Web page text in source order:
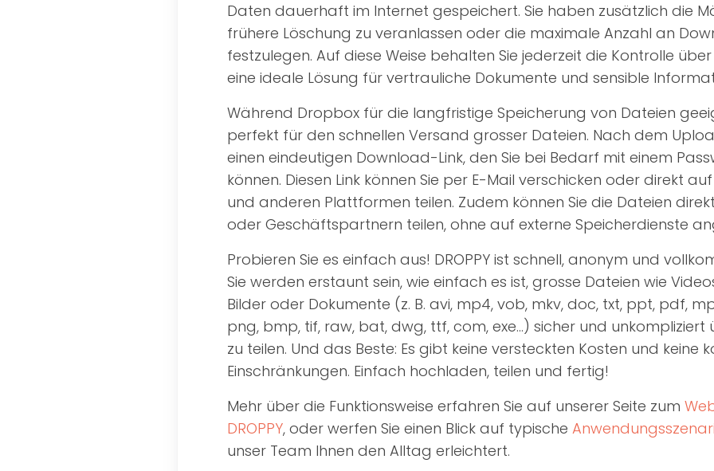
Daten dauerhaft im Internet gespeichert. Sie haben zusätzlich die
frühere Löschung zu veranlassen oder die maximale Anzahl an
festzulegen. Auf diese Weise behalten Sie jederzeit die Kontrolle
eine ideale Lösung für vertrauliche Dokumente und sensible
Während Dropbox für die langfristige Speicherung von Dateien
perfekt für den schnellen Versand grosser Dateien. Nach dem
einen eindeutigen Download-Link, den Sie bei Bedarf mit einem
können. Diesen Link können Sie per E-Mail verschicken oder direkt
und anderen Plattformen teilen. Zudem können Sie die Dateien
oder Geschäftspartnern teilen, ohne auf externe Speicherdienste
Probieren Sie es einfach aus! DROPPY ist schnell, anonym und
Sie werden erstaunt sein, wie einfach es ist, grosse Dateien wie
Bilder oder Dokumente (z. B. avi, mp4, vob, mkv, doc, txt, ppt, pdf,
png, bmp, tif, raw, bat, dwg, ttf, com, exe...) sicher und
zu teilen. Und das Beste: Es gibt keine versteckten Kosten und keine
Einschränkungen. Einfach hochladen, teilen und fertig!
Mehr über die Funktionsweise erfahren Sie auf unserer Seite zum
DROPPY, oder werfen Sie einen Blick auf typische
unser Team Ihnen den Alltag erleichtert.